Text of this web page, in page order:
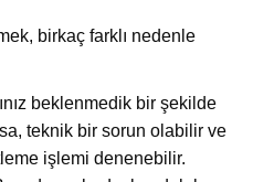
birkaç farklı nedenle
beklenmedik bir şekilde
teknik bir sorun olabilir ve
işlemi denenebilir.